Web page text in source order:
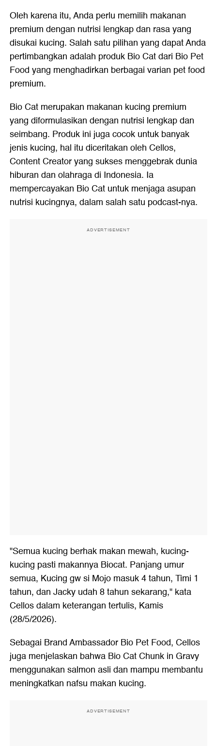
Oleh karena itu, Anda perlu memilih makanan
premium dengan nutrisi lengkap dan rasa yang
disukai kucing. Salah satu pilihan yang dapat Anda
pertimbangkan adalah produk Bio Cat dari Bio Pet
Food yang menghadirkan berbagai varian pet food
premium.
Bio Cat merupakan makanan kucing premium
yang diformulasikan dengan nutrisi lengkap dan
seimbang. Produk ini juga cocok untuk banyak
jenis kucing, hal itu diceritakan oleh Cellos,
Content Creator yang sukses menggebrak dunia
hiburan dan olahraga di Indonesia. Ia
mempercayakan Bio Cat untuk menjaga asupan
nutrisi kucingnya, dalam salah satu podcast-nya.
ADVERTISEMENT
"Semua kucing berhak makan mewah, kucing-
kucing pasti makannya Biocat. Panjang umur
semua, Kucing gw si Mojo masuk 4 tahun, Timi 1
tahun, dan Jacky udah 8 tahun sekarang," kata
Cellos dalam keterangan tertulis, Kamis
(28/5/2026).
Sebagai Brand Ambassador Bio Pet Food, Cellos
juga menjelaskan bahwa Bio Cat Chunk in Gravy
menggunakan salmon asli dan mampu membantu
meningkatkan nafsu makan kucing.
ADVERTISEMENT